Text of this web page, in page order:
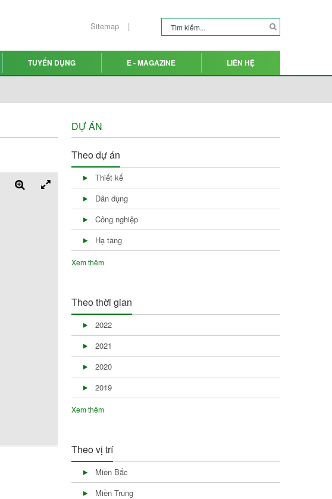
Sitemap
TUYỂN DỤNG E - MAGAZINE LIÊN HỆ
DỰ ÁN
Theo dự án
Thiết kế
Dân dụng
Công nghiệp
Hạ tầng
Xem thêm
Theo thời gian
2022
2021
2020
2019
Xem thêm
Theo vị trí
Miền Bắc
Miền Trung